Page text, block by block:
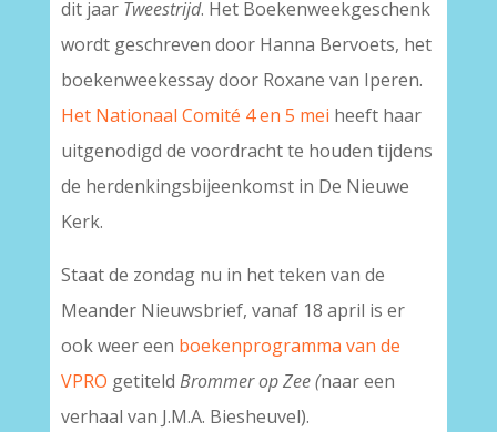
dit jaar Tweestrijd. Het Boekenweekgeschenk
wordt geschreven door Hanna Bervoets, het
boekenweekessay door Roxane van Iperen.
Het Nationaal Comité 4 en 5 mei heeft haar
uitgenodigd de voordracht te houden tijdens
de herdenkingsbijeenkomst in De Nieuwe
Kerk.
Staat de zondag nu in het teken van de
Meander Nieuwsbrief, vanaf 18 april is er
ook weer een boekenprogramma van de
VPRO getiteld Brommer op Zee (naar een
verhaal van J.M.A. Biesheuvel).